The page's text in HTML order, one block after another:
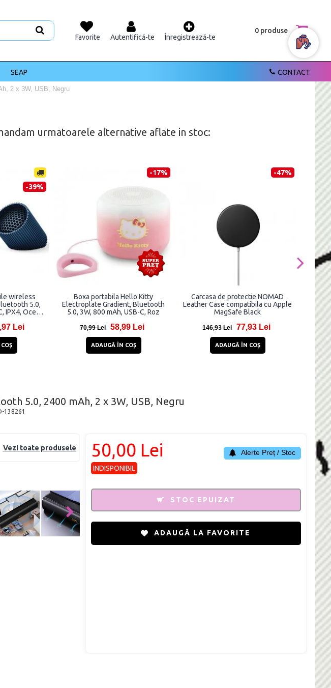
Favorite Autentifică-te Înregistrează-te
0 produse
CONTACT
SEAP
2 x 3W, USB, Negru
urmatoarele alternative aflate in stoc:
-39%
wireless
5.0,
IPX4, Ocean
Lei
-17%
Boxa portabila Hello Kitty
Electroplate Gradient, Bluetooth
5.0, 3W, 800 mAh, USB-C, Roz
70,99 Lei 58,99 Lei
ADAUGĂ ÎN COŞ
-47%
Carcasa de protectie NOMAD
Leather Case compatibila cu Apple
MagSafe Black
146,93 Lei 77,93 Lei
ADAUGĂ ÎN COŞ
Lite
5.0, 2400 mAh, 2 x 3W, USB, Negru
138261
Vezi toate produsele 50,00 Lei
INDISPONIBIL
Alerte Preț / Stoc
STOC EPUIZAT
ADAUGĂ LA FAVORITE